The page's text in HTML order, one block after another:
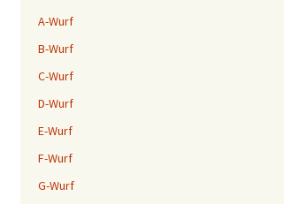
A-Wurf
B-Wurf
C-Wurf
D-Wurf
E-Wurf
F-Wurf
G-Wurf